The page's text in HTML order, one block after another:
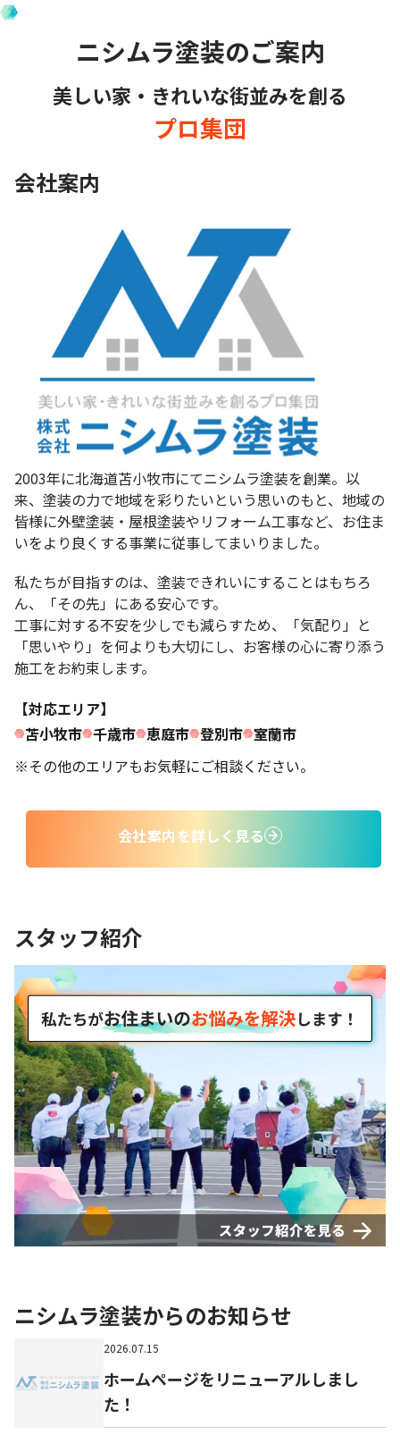
ニシムラ塗装のご案内
美しい家・きれいな街並みを創る
プロ集団
会社案内
2003年に北海道苫小牧市にてニシムラ塗装を創業。 以
来、塗装の力で地域を彩りたいという思いのもと、地域の
皆様に外壁塗装・屋根塗装やリフォーム工事など、お住ま
いをより良くする事業に従事してまいりました。
私たちが目指すのは、塗装できれいにすることはもちろ
ん、「その先」にある安心です。
工事に対する不安を少しでも減らすため、「気配り」と
「思いやり」を何よりも大切にし、お客様の心に寄り添う
施工をお約束します。
【対応エリア】
苫小牧市 千歳市 恵庭市 登別市 室蘭市
※その他のエリアもお気軽にご相談ください。
会社案内を詳しく見る
スタッフ紹介
ニシムラ塗装からのお知らせ
2026.07.15
ホームページをリニューアルしまし
た！